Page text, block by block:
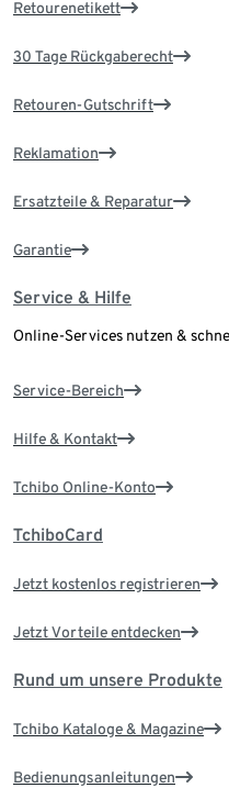
Retourenetikett
30 Tage Rückgaberecht
Retouren-Gutschrift
Reklamation
Ersatzteile & Reparatur
Garantie
Service & Hilfe
Online-Services nutzen &
Service-Bereich
Hilfe & Kontakt
Tchibo Online-Konto
TchiboCard
Jetzt kostenlos registrieren
Jetzt Vorteile entdecken
Rund um unsere Produkte
Tchibo Kataloge & Magazine
Bedienungsanleitungen